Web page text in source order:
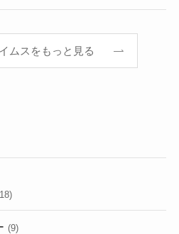
ムスをもっと見る
(9)